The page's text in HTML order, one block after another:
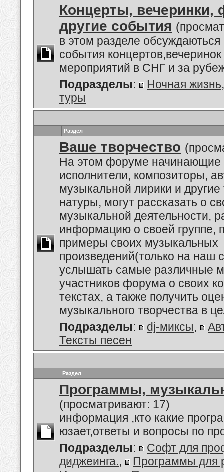
Концерты, вечеринки,
другие события
в этом разделе
события
мероприятий в СНГ и за
Подразделы: Ночная жизнь
туры
Раздел
Ваше творчество
На этом форуме начинающие
исполнители, композиторы,
музыкальной лирики и другие
натуры, могут рассказать о
музыкальной деятельности,
информацию о своей группе,
примеры своих музыкальных
произведений(только на наш
услышать самые различные
участников форума о своих
текстах, а также получить
музыкального творчества в
Подразделы: dj-миксы,
Тексты песен
Раздел
Программы,
(просматривают: 17)
информация ,кто какие
юзает,ответы и вопросы по
Подразделы:
Софт для
диджеинга.,
Программы для